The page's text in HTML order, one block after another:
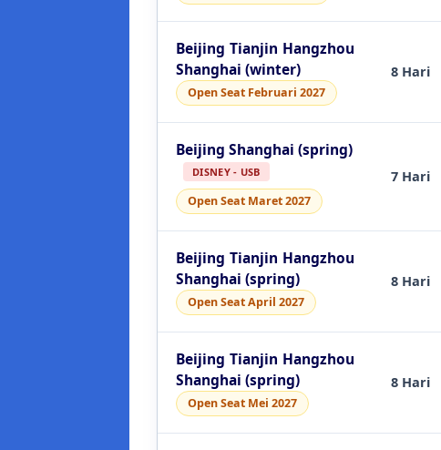
Beijing Tianjin Hangzhou
Shanghai (winter)
Open Seat Februari 2027
8 Hari
Beijing Shanghai (spring)
DISNEY - USB
Open Seat Maret 2027
7 Hari
Beijing Tianjin Hangzhou
Shanghai (spring)
Open Seat April 2027
8 Hari
Beijing Tianjin Hangzhou
Shanghai (spring)
Open Seat Mei 2027
8 Hari